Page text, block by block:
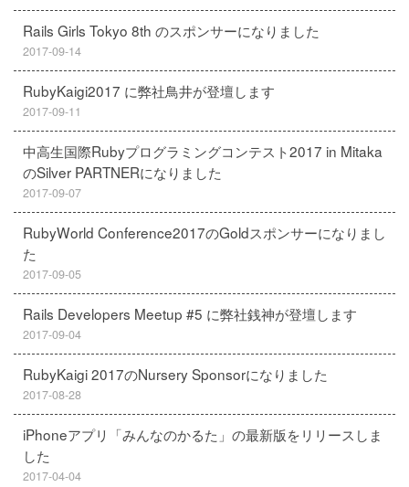
Rails Girls Tokyo 8th のスポンサーになりました
2017-09-14
RubyKaigi2017 に弊社鳥井が登壇します
2017-09-11
中高生国際Rubyプログラミングコンテスト2017 in Mitaka
のSilver PARTNERになりました
2017-09-07
RubyWorld Conference2017のGoldスポンサーになりまし
た
2017-09-05
Rails Developers Meetup #5 に弊社銭神が登壇します
2017-09-04
RubyKaigi 2017のNursery Sponsorになりました
2017-08-28
iPhoneアプリ「みんなのかるた」の最新版をリリースしま
した
2017-04-04